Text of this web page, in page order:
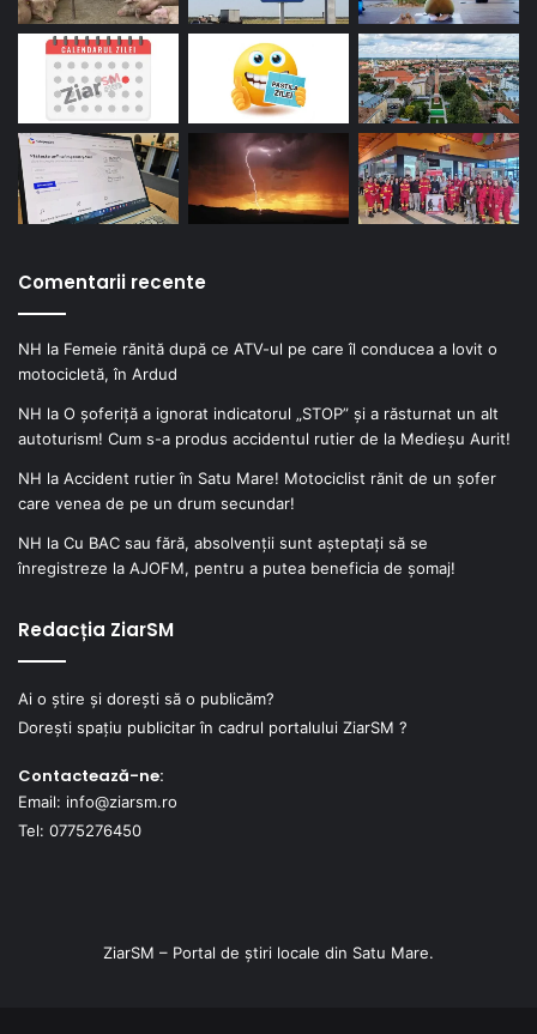
Comentarii recente
NH la Femeie rănită după ce ATV-ul pe care îl conducea a lovit o
motocicletă, în Ardud
NH la O șoferiță a ignorat indicatorul „STOP” și a răsturnat un alt
autoturism! Cum s-a produs accidentul rutier de la Medieșu Aurit!
NH la Accident rutier în Satu Mare! Motociclist rănit de un șofer
care venea de pe un drum secundar!
NH la Cu BAC sau fără, absolvenții sunt așteptați să se
înregistreze la AJOFM, pentru a putea beneficia de șomaj!
Redacția ZiarSM
Ai o știre și dorești să o publicăm?
Dorești spațiu publicitar în cadrul portalului ZiarSM ?
Contactează-ne:
Email: info@ziarsm.ro
Tel: 0775276450
ZiarSM – Portal de știri locale din Satu Mare.